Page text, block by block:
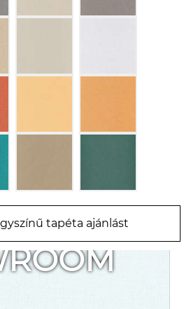
tapéta ajánlást